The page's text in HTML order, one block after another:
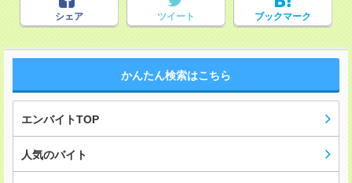
シェア ツイート ブックマーク
かんたん検索はこちら
エンバイトTOP
人気のバイト